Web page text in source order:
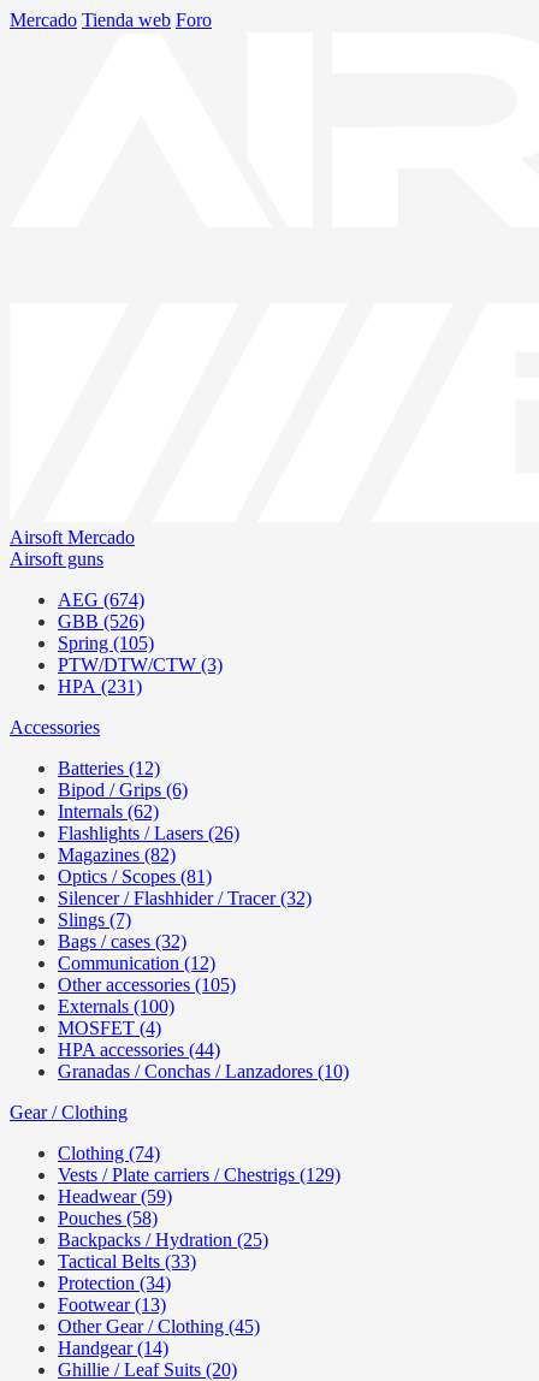
Mercado Tienda web Foro
Airsoft Mercado
Airsoft guns
AEG (674)
GBB (526)
Spring (105)
PTW/DTW/CTW (3)
HPA (231)
Accessories
Batteries (12)
Bipod / Grips (6)
Internals (62)
Flashlights / Lasers (26)
Magazines (82)
Optics / Scopes (81)
Silencer / Flashhider / Tracer (32)
Slings (7)
Bags / cases (32)
Communication (12)
Other accessories (105)
Externals (100)
MOSFET (4)
HPA accessories (44)
Granadas / Conchas / Lanzadores (10)
Gear / Clothing
Clothing (74)
Vests / Plate carriers / Chestrigs (129)
Headwear (59)
Pouches (58)
Backpacks / Hydration (25)
Tactical Belts (33)
Protection (34)
Footwear (13)
Other Gear / Clothing (45)
Handgear (14)
Ghillie / Leaf Suits (20)